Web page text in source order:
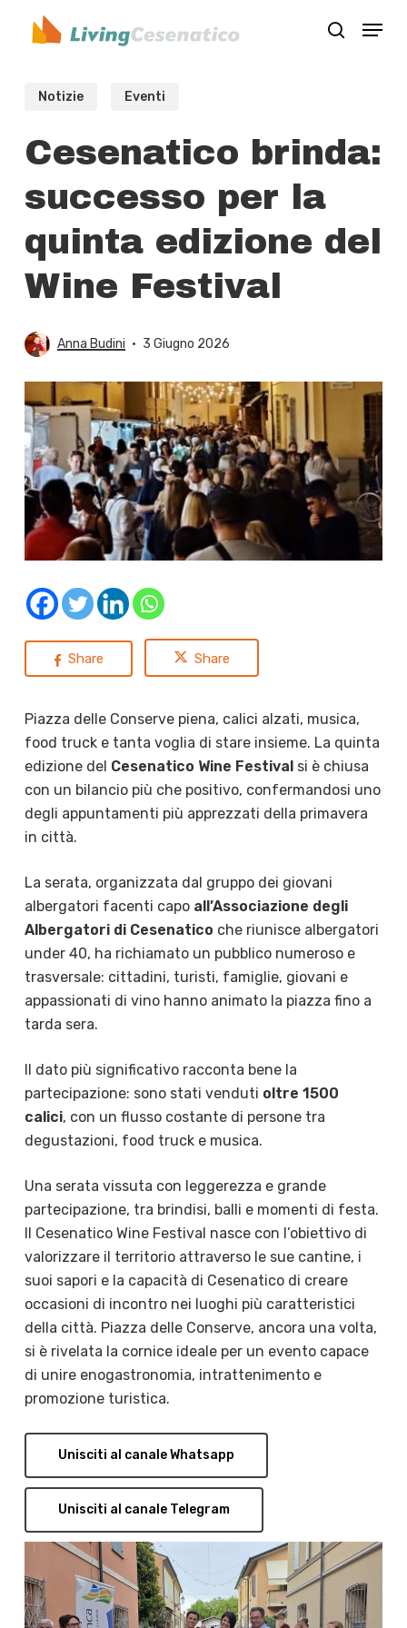
search
Menu
Notizie Eventi
Cesenatico brinda:
successo per la
quinta edizione del
Wine Festival
Anna Budini 3 Giugno 2026
Share Share
Piazza delle Conserve piena, calici alzati, musica,
food truck e tanta voglia di stare insieme. La quinta
edizione del Cesenatico Wine Festivalsi è chiusa
con un bilancio più che positivo, confermandosi uno
degli appuntamenti più apprezzati della primavera
in città.
La serata, organizzata dal gruppo dei giovani
albergatori facenti capo all’Associazione degli
Albergatori di Cesenatico che riunisce albergatori
under 40, ha richiamato un pubblico numeroso e
trasversale: cittadini, turisti, famiglie, giovani e
appassionati di vino hanno animato la piazza fino a
tarda sera.
Il dato più significativo racconta bene la
partecipazione: sono stati venduti oltre 1500
calici, con un flusso costante di persone tra
degustazioni, food truck e musica.
Una serata vissuta con leggerezza e grande
partecipazione, tra brindisi, balli e momenti di festa.
Il Cesenatico Wine Festival nasce con l’obiettivo di
valorizzare il territorio attraverso le sue cantine, i
suoi sapori e la capacità di Cesenatico di creare
occasioni di incontro nei luoghi più caratteristici
della città. Piazza delle Conserve, ancora una volta,
si è rivelata la cornice ideale per un evento capace
di unire enogastronomia, intrattenimento e
promozione turistica.
Unisciti al canale Whatsapp
Unisciti al canale Telegram